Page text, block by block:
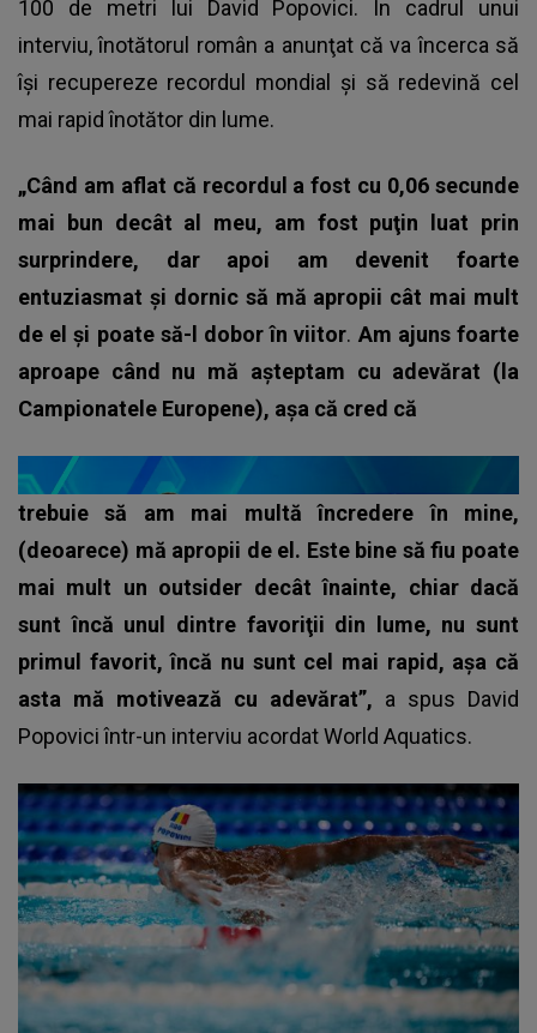
100 de metri lui David Popovici. În cadrul unui
interviu, înotătorul român a anunţat că va încerca să
îşi recupereze recordul mondial şi să redevină cel
mai rapid înotător din lume.
„Când am aflat că recordul a fost cu 0,06 secunde
mai bun decât al meu, am fost puţin luat prin
surprindere, dar apoi am devenit foarte
entuziasmat şi dornic să mă apropii cât mai mult
de el şi poate să-l dobor în viitor. Am ajuns foarte
aproape când nu mă aşteptam cu adevărat (la
Campionatele Europene), aşa că cred că
trebuie să am mai multă încredere în mine,
(deoarece) mă apropii de el. Este bine să fiu poate
mai mult un outsider decât înainte, chiar dacă
sunt încă unul dintre favoriţii din lume, nu sunt
primul favorit, încă nu sunt cel mai rapid, aşa că
asta mă motivează cu adevărat”, a spus David
Popovici într-un interviu acordat World Aquatics.